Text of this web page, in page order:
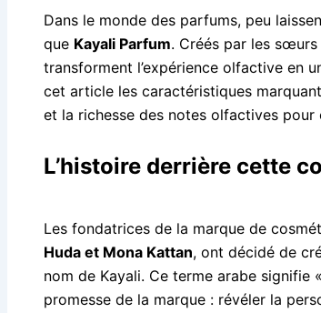
Dans le monde des parfums, peu
que Kayali Parfum. Créés par les
transforment l’expérience olfactive en
cet article les caractéristiques
et la richesse des notes olfactives
L’histoire derrière cette
Les fondatrices de la marque de
Huda et Mona Kattan, ont décidé de
nom de Kayali. Ce terme arabe
promesse de la marque : révéler la